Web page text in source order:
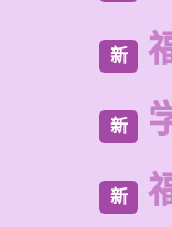
新
新
新